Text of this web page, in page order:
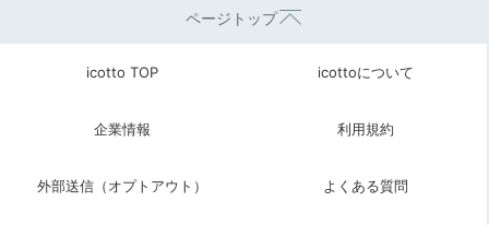
ページトップ
icotto TOP icottoについて
企業情報 利用規約
外部送信（オプトアウト） よくある質問